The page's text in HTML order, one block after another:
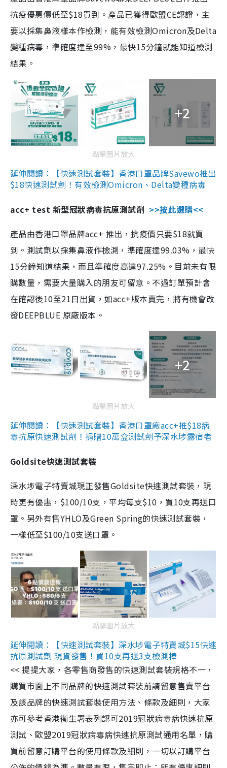
抗疫優惠價低至$18買到。產品已獲得歐盟CE認證，主
要以採集鼻液樣本作檢測，能有效檢測Omicron及Delta
變種病毒，準確度達至99%，最快15分鐘就能知道檢測
結果。
+2
點擊圖片放大
延伸閱讀：【快速測試套裝】香港口罩品牌Savewo推出
$18快速測試劑！有效檢測Omicron、Delta變種病毒
acc+ test 新型冠狀病毒抗原測試劑 >>按此選購<<
產品由香港口罩品牌acc+ 推出，抗疫價只要$18就買
到。測試劑以採集鼻液作檢測，準確度達99.03%，最快
15分鐘知道結果，而且準確度高達97.25%。目前未有限
購數量，需要大量購入的朋友可留意。不過訂單預計會
在確認後10至21日出貨，如acc+版本賣完，將有機會改
發DEEPBLUE 原廠版本。
+2
點擊圖片放大
延伸閱讀：【快速測試套裝】香港口罩廠acc+推$18病
毒抗原快速測試劑！捐贈10萬盒測試劑予深水埗露宿者
Goldsite快速測試套裝
深水埗電子特賣城現正發售Goldsite快速測試套裝，現
時更有優惠，$100/10支，平均每支$10，買10支再送口
罩。另外有售YHLO及Green Spring的快速測試套裝，
一樣低至$100/10支送口罩。
點擊圖片放大
延伸閱讀：【快速測試套裝】深水埗電子特賣城$15快速
抗原測試劑 現貨發售！買10支再送3支檢測棒
<< 提提大家，各零售商發售的快速測試套裝規格不一，
購買市面上不同品牌的快速測試套裝前請留意售賣平台
及該品牌的快速測試套裝使用方法、條款及細則，大家
亦可參考香港衞生署表列認可2019冠狀病毒病快速抗原
測試、歐盟2019冠狀病毒病快速抗原測試通用名單，購
買前留意訂購平台的使用條款及細則，一切以訂購平台